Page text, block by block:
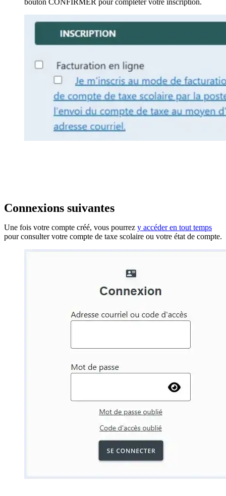
Connexions suivantes
Une fois votre compte créé, vous pourrez y accéder en tout temps
pour consulter votre compte de taxe scolaire ou votre état de compte.